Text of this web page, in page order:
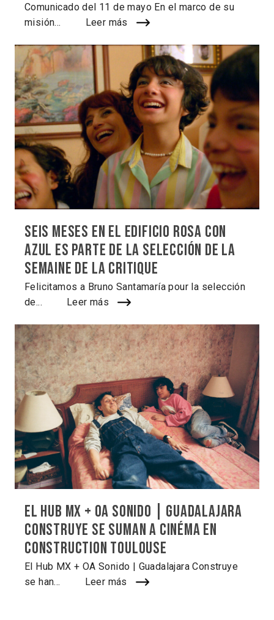
Comunicado del 11 de mayo En el marco de su
misión...
Leer más
Seis meses en el edificio rosa con
azul es parte de la selección de la
Semaine de la Critique
Felicitamos a Bruno Santamaría pour la selección
de...
Leer más
El Hub MX + OA Sonido | Guadalajara
Construye se suman a Cinéma en
Construction Toulouse
El Hub MX + OA Sonido | Guadalajara Construye
se han...
Leer más